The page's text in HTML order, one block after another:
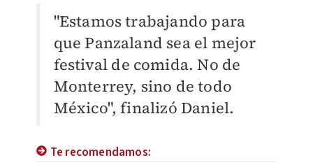
"Estamos trabajando para
que Panzaland sea el mejor
festival de comida. No de
Monterrey, sino de todo
México", finalizó Daniel.
Te recomendamos: